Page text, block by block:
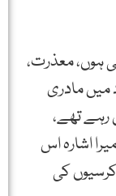
ہوں، معذرت،
میں مادری
رہے تھے،
اشارہ اس
کی